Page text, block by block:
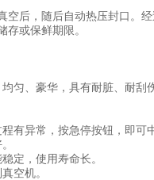
空后，随后自动热压封口。
存或保鲜期限。
匀、豪华，具有耐脏、耐刮
有异常，按急停按钮，即可
定，使用寿命长。
空机。